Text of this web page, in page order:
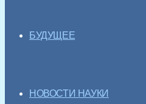
БУДУЩЕЕ
НОВОСТИ НАУКИ